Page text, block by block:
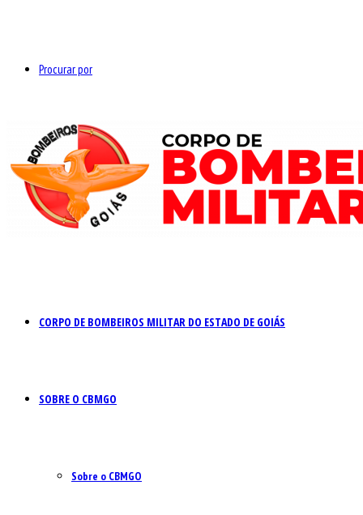
Procurar por
CORPO DE BOMBEIROS MILITAR DO ESTADO DE GOIÁS
SOBRE O CBMGO
Sobre o CBMGO